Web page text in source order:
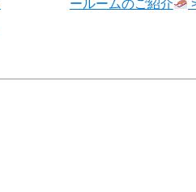
ールームのご紹介